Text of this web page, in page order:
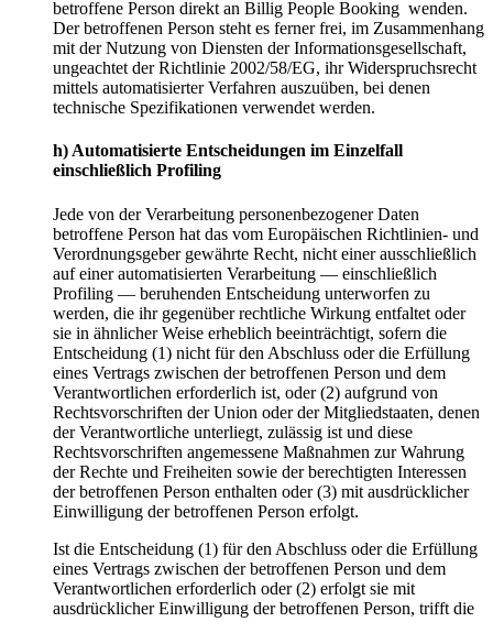
betroffene Person direkt an Billig People Booking wenden.
Der betroffenen Person steht es ferner frei, im Zusammenhang
mit der Nutzung von Diensten der Informationsgesellschaft,
ungeachtet der Richtlinie 2002/58/EG, ihr Widerspruchsrecht
mittels automatisierter Verfahren auszuüben, bei denen
technische Spezifikationen verwendet werden.
h) Automatisierte Entscheidungen im Einzelfall
einschließlich Profiling
Jede von der Verarbeitung personenbezogener Daten
betroffene Person hat das vom Europäischen Richtlinien- und
Verordnungsgeber gewährte Recht, nicht einer ausschließlich
auf einer automatisierten Verarbeitung — einschließlich
Profiling — beruhenden Entscheidung unterworfen zu
werden, die ihr gegenüber rechtliche Wirkung entfaltet oder
sie in ähnlicher Weise erheblich beeinträchtigt, sofern die
Entscheidung (1) nicht für den Abschluss oder die Erfüllung
eines Vertrags zwischen der betroffenen Person und dem
Verantwortlichen erforderlich ist, oder (2) aufgrund von
Rechtsvorschriften der Union oder der Mitgliedstaaten, denen
der Verantwortliche unterliegt, zulässig ist und diese
Rechtsvorschriften angemessene Maßnahmen zur Wahrung
der Rechte und Freiheiten sowie der berechtigten Interessen
der betroffenen Person enthalten oder (3) mit ausdrücklicher
Einwilligung der betroffenen Person erfolgt.
Ist die Entscheidung (1) für den Abschluss oder die Erfüllung
eines Vertrags zwischen der betroffenen Person und dem
Verantwortlichen erforderlich oder (2) erfolgt sie mit
ausdrücklicher Einwilligung der betroffenen Person, trifft die